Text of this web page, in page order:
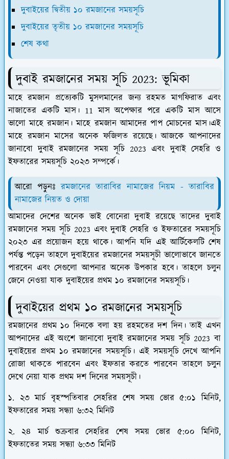
দুবাইয়ের দ্বিতীয় ১০ রমজানের সময়সূচি
দুবাইয়ের তৃতীয় ১০ রমজানের সময়সূচি
শেষ কথা
দুবাই রমজানের সময় সূচি 2023: ভূমিকা
মাহে রমজান প্রত্যেকটি মুসলমানের জন্য রহমত মাগফিরাত এবং
নাজাতের একটি মাস। 11 মাস অপেক্ষার পরে একটি মাস আসে
ভালো মাহে রমজান। মাহে রমজান আমাদের পাপ মোচনের মাস।এই
মাহে রমজান মাসের অনেক ফজিলত রয়েছে। আজকে আপনাদের
জানাবো দুবাই রমজানের সময় সূচি 2023 এবং দুবাই সেহরি ও
ইফতারের সময়সূচি ২০২৩ সম্পর্কে।
আরো পড়ুনঃরমজানের তারাবির নামাজের নিয়ম - তারাবির
নামাজের নিয়ত ও দোয়া
আমাদের দেশের অনেক ভাই বোনেরা দুবাই রয়েছে তাদের দুবাই
রমজানের সময় সূচি 2023 এবং দুবাই সেহরি ও ইফতারের সময়সূচি
২০২৩ এর প্রয়োজন হয়ে থাকে। আপনি যদি এই আর্টিকেলটি শেষ
পর্যন্ত পড়েন তাহলে দুবাইয়ের রমজানের সময়সূচী ভালোভাবে জানতে
পারবেন এবং সেগুলো আপনার অনেক উপকার হবে। তাহলে চলুন
জেনে নেওয়া যাক দুবাইয়ের প্রথম ১০ রমজানের সময়সূচি।
দুবাইয়ের প্রথম ১০ রমজানের সময়সূচি
রমজানের প্রথম ১০ দিনকে বলা হয় রহমতের দশ দিন। তাই এখন
আপনাদের এই অংশে জানাবো দুবাই রমজানের সময় সূচি 2023 বা
দুবাইয়ের প্রথম ১০ রমজানের সময়সূচি। এই সময়সূচি দেখে আপনি
রোজা থাকতে পারবেন এবং ইফতার করতে পারবেন তাহলে চলুন
দেখে নেয়া যাক প্রথম দশ দিনের সময়সূচী।
১. ২৩ মার্চ বৃহস্পতিবার সেহরির শেষ সময় ভোর ৫:০১ মিনিট,
ইফতারের সময় সন্ধ্যা ৬:৩২ মিনিট
২. ২৪ মার্চ শুক্রবার সেহরির শেষ সময় ভোর ৫:০০ মিনিট,
ইফতাতের সময় সন্ধ্যা ৬:৩৩ মিনিট